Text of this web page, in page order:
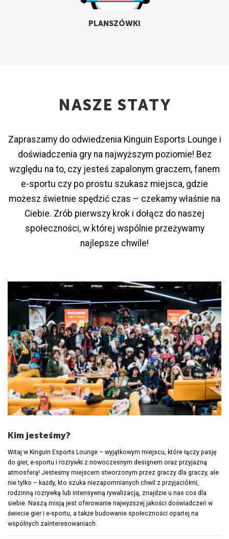
PLANSZÓWKI
NASZE STATY
Zapraszamy do odwiedzenia Kinguin Esports Lounge i
doświadczenia gry na najwyższym poziomie! Bez
względu na to, czy jesteś zapalonym graczem, fanem
e-sportu czy po prostu szukasz miejsca, gdzie
możesz świetnie spędzić czas – czekamy właśnie na
Ciebie. Zrób pierwszy krok i dołącz do naszej
społeczności, w której wspólnie przeżywamy
najlepsze chwile!
Kim jesteśmy?
Witaj w Kinguin Esports Lounge – wyjątkowym miejscu, które łączy pasję
do gier, e-sportu i rozrywki z nowoczesnym designem oraz przyjazną
atmosferą! Jesteśmy miejscem stworzonym przez graczy dla graczy, ale
nie tylko – każdy, kto szuka niezapomnianych chwil z przyjaciółmi,
rodzinną rozrywką lub intensywną rywalizacją, znajdzie u nas coś dla
siebie. Naszą misją jest oferowanie najwyższej jakości doświadczeń w
świecie gier i e-sportu, a także budowanie społeczności opartej na
wspólnych zainteresowaniach.